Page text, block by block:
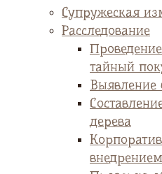
Супружеская
Расследование
тайный
Выявление
дерева